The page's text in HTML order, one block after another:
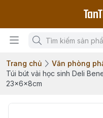
Trang chủ Văn phòng
Túi bút vải học sinh Deli
23×6×8cm